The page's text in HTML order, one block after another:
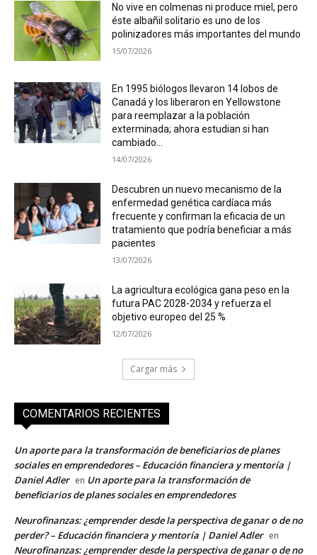
No vive en colmenas ni produce miel, pero
éste albañil solitario es uno de los
polinizadores más importantes del mundo
15/07/2026
En 1995 biólogos llevaron 14 lobos de
Canadá y los liberaron en Yellowstone
para reemplazar a la población
exterminada; ahora estudian si han
cambiado...
14/07/2026
Descubren un nuevo mecanismo de la
enfermedad genética cardíaca más
frecuente y confirman la eficacia de un
tratamiento que podría beneficiar a más
pacientes
13/07/2026
La agricultura ecológica gana peso en la
futura PAC 2028-2034 y refuerza el
objetivo europeo del 25 %
12/07/2026
Cargar más
COMENTARIOS RECIENTES
Un aporte para la transformación de beneficiarios de planes
sociales en emprendedores – Educación financiera y mentoría |
Daniel Adler en Un aporte para la transformación de
beneficiarios de planes sociales en emprendedores
Neurofinanzas: ¿emprender desde la perspectiva de ganar o de no
perder? – Educación financiera y mentoría | Daniel Adler en
Neurofinanzas: ¿emprender desde la perspectiva de ganar o de no